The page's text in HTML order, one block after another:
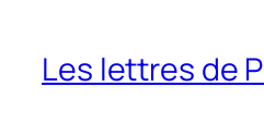
Les lettres de